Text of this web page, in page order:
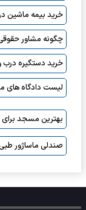
خرید بیمه ماشین
چگونه مشاور حقوقی درجه 1 در
خرید دستگیره درب
لیست دادگاه های
بهترین مسجد
صندلی ماساژور